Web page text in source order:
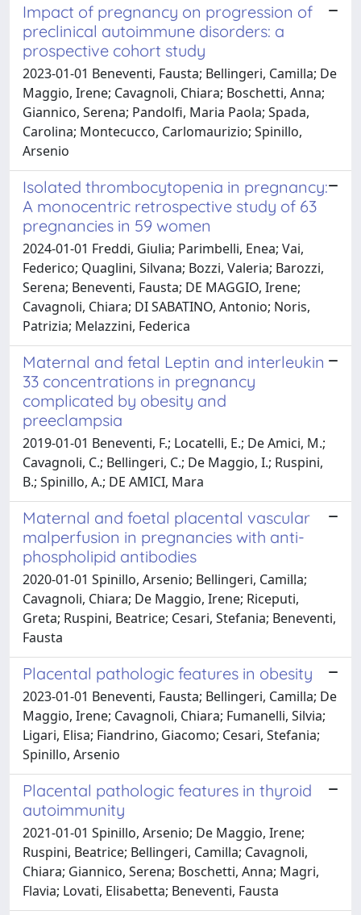
Impact of pregnancy on progression of
preclinical autoimmune disorders: a
prospective cohort study
2023-01-01 Beneventi, Fausta; Bellingeri, Camilla; De
Maggio, Irene; Cavagnoli, Chiara; Boschetti, Anna;
Giannico, Serena; Pandolfi, Maria Paola; Spada,
Carolina; Montecucco, Carlomaurizio; Spinillo,
Arsenio
Isolated thrombocytopenia in pregnancy:
A monocentric retrospective study of 63
pregnancies in 59 women
2024-01-01 Freddi, Giulia; Parimbelli, Enea; Vai,
Federico; Quaglini, Silvana; Bozzi, Valeria; Barozzi,
Serena; Beneventi, Fausta; DE MAGGIO, Irene;
Cavagnoli, Chiara; DI SABATINO, Antonio; Noris,
Patrizia; Melazzini, Federica
Maternal and fetal Leptin and interleukin
33 concentrations in pregnancy
complicated by obesity and
preeclampsia
2019-01-01 Beneventi, F.; Locatelli, E.; De Amici, M.;
Cavagnoli, C.; Bellingeri, C.; De Maggio, I.; Ruspini,
B.; Spinillo, A.; DE AMICI, Mara
Maternal and foetal placental vascular
malperfusion in pregnancies with anti-
phospholipid antibodies
2020-01-01 Spinillo, Arsenio; Bellingeri, Camilla;
Cavagnoli, Chiara; De Maggio, Irene; Riceputi,
Greta; Ruspini, Beatrice; Cesari, Stefania; Beneventi,
Fausta
Placental pathologic features in obesity
2023-01-01 Beneventi, Fausta; Bellingeri, Camilla; De
Maggio, Irene; Cavagnoli, Chiara; Fumanelli, Silvia;
Ligari, Elisa; Fiandrino, Giacomo; Cesari, Stefania;
Spinillo, Arsenio
Placental pathologic features in thyroid
autoimmunity
2021-01-01 Spinillo, Arsenio; De Maggio, Irene;
Ruspini, Beatrice; Bellingeri, Camilla; Cavagnoli,
Chiara; Giannico, Serena; Boschetti, Anna; Magri,
Flavia; Lovati, Elisabetta; Beneventi, Fausta